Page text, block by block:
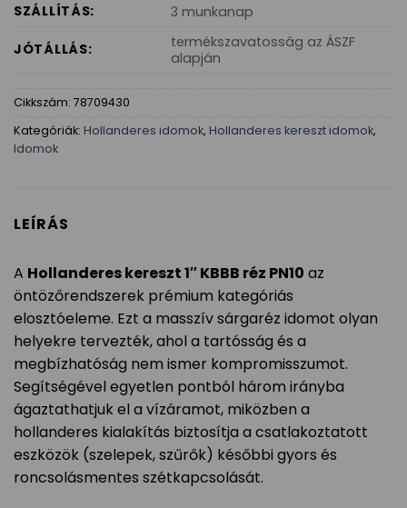
SZÁLLÍTÁS:
3 munkanap
JÓTÁLLÁS:
termékszavatosság az ÁSZF
alapján
Cikkszám: 78709430
Kategóriák: Hollanderes idomok, Hollanderes kereszt idomok,
Idomok
LEÍRÁS
A Hollanderes kereszt 1″ KBBB réz PN10 az
öntözőrendszerek prémium kategóriás
elosztóeleme. Ezt a masszív sárgaréz idomot olyan
helyekre tervezték, ahol a tartósság és a
megbízhatóság nem ismer kompromisszumot.
Segítségével egyetlen pontból három irányba
ágaztathatjuk el a vízáramot, miközben a
hollanderes kialakítás biztosítja a csatlakoztatott
eszközök (szelepek, szűrők) későbbi gyors és
roncsolásmentes szétkapcsolását.